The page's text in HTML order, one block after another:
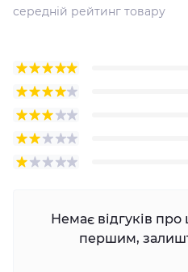
середній рейтинг товару
Немає відгуків про
першим,